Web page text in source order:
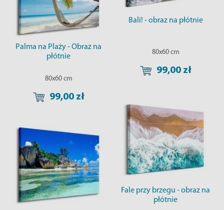
Bali! - obraz na płótnie
80x60 cm
99,00 zł
Palma na Plaży - Obraz na
płótnie
80x60 cm
99,00 zł
Fale przy brzegu - obraz na
płótnie